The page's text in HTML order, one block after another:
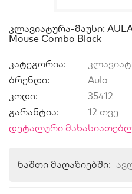
Კლავიატურა-Მაუსი:
Mouse Combo Black
კატეგორია:
ბრენდი:
Aula
კოდი:
35412
გარანტია:
12 თვე
დეტალური
ნაშთი მაღაზიებში: